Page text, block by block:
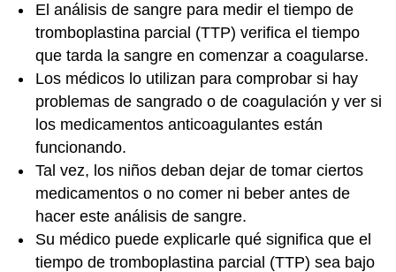
El análisis de sangre para medir el tiempo de
tromboplastina parcial (TTP) verifica el tiempo
que tarda la sangre en comenzar a coagularse.
Los médicos lo utilizan para comprobar si hay
problemas de sangrado o de coagulación y ver si
los medicamentos anticoagulantes están
funcionando.
Tal vez, los niños deban dejar de tomar ciertos
medicamentos o no comer ni beber antes de
hacer este análisis de sangre.
Su médico puede explicarle qué significa que el
tiempo de tromboplastina parcial (TTP) sea bajo